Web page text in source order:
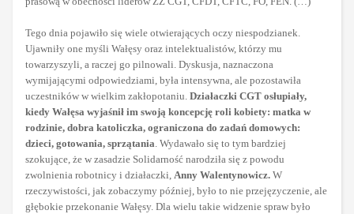
Tego dnia pojawiło się wiele otwierających oczy niespodzianek.
Ujawniły one myśli Wałęsy oraz intelektualistów, którzy mu
towarzyszyli, a raczej go pilnowali. Dyskusja, naznaczona
wymijającymi odpowiedziami, była intensywna, ale pozostawiła
uczestników w wielkim zakłopotaniu. Działaczki CGT osłupiały,
kiedy Wałęsa wyjaśnił im swoją koncepcję roli kobiety: matka w
rodzinie, dobra katoliczka, ograniczona do zadań domowych:
dzieci, gotowania, sprzątania. Wydawało się to tym bardziej
szokujące, że w zasadzie Solidarność narodziła się z powodu
zwolnienia robotnicy i działaczki, Anny Walentynowicz. W
rzeczywistości, jak zobaczymy później, było to nie przejęzyczenie, ale
głębokie przekonanie Wałęsy. Dla wielu takie widzenie spraw było